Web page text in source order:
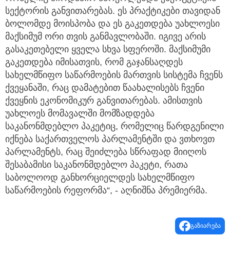
სექტორის განვითარებას. ეს პრაქტიკები თავიდან
ბოლომდე მოისპობა და ეს გაკეთდება უახლოესი
მაქსიმუმ ორი თვის განმავლობაში. იგივე არის
გასაკეთებელი ყველა სხვა სფეროში. მაქსიმუმი
გაკეთდება იმისათვის, რომ გაჯანსაღდეს
სახელმწიფო საწარმოების მართვის სისტემა ჩვენს
ქვეყანაში, რაც დამატებით წაახალისებს ჩვენი
ქვეყნის ეკონომიკურ განვითარებას. ამისთვის
უახლოეს მომავალში მომზადდება
საკანონმდებლო პაკეტიც, რომელიც წარდგენილი
იქნება საქართველოს პარლამენტში და ვთხოვთ
პარლამენტს, რაც შეიძლება სწრაფად მიიღოს
შესაბამისი საკანონმდებლო პაკეტი, რათა
საბოლოოდ განხორციელდეს სახელმწიფო
საწარმოების რეფორმა“, - აღნიშნა პრემიერმა.
გაზიარება